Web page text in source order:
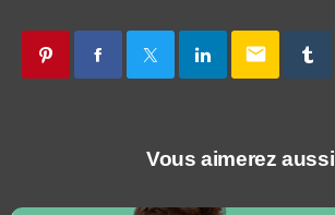
email
Vous aimerez aussi